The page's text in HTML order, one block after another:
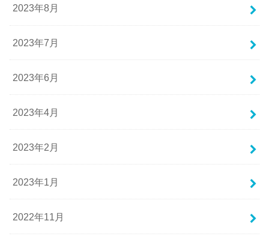
2023年8月
2023年7月
2023年6月
2023年4月
2023年2月
2023年1月
2022年11月